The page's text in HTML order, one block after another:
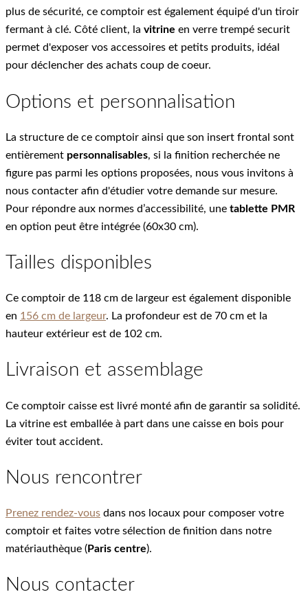
plus de sécurité, ce comptoir est également équipé d'un tiroir
fermant à clé. Côté client, la vitrine en verre trempé securit
permet d'exposer vos accessoires et petits produits, idéal
pour déclencher des achats coup de coeur.
Options et personnalisation
La structure de ce comptoir ainsi que son insert frontal sont
entièrement personnalisables, si la finition recherchée ne
figure pas parmi les options proposées, nous vous invitons à
nous contacter afin d'étudier votre demande sur mesure.
Pour répondre aux normes d’accessibilité, une tablette PMR
en option peut être intégrée (60x30 cm).
Tailles disponibles
Ce comptoir de 118 cm de largeur est également disponible
en 156 cm de largeur. La profondeur est de 70 cm et la
hauteur extérieur est de 102 cm.
Livraison et assemblage
Ce comptoir caisse est livré monté afin de garantir sa solidité.
La vitrine est emballée à part dans une caisse en bois pour
éviter tout accident.
Nous rencontrer
Prenez rendez-vous dans nos locaux pour composer votre
comptoir et faites votre sélection de finition dans notre
matériauthèque (Paris centre).
Nous contacter